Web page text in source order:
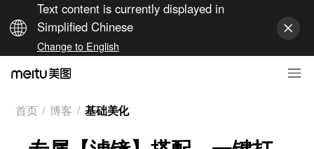
Text content is currently displayed in
Simplified Chinese
Change to English
首页 / 博客 / 基础美化